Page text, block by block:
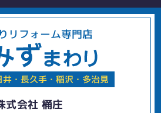
リフォーム専門店
・長久手・稲沢・多治見
式会社 桶庄